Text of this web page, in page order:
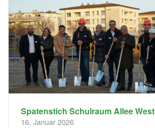
Spatenstich Schulraum Allee West
16. Januar 2026